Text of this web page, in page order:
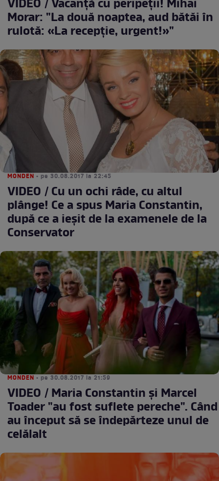
VIDEO / Vacanţă cu peripeţii! Mihai
Morar: "La două noaptea, aud bătăi în
rulotă: «La recepţie, urgent!»"
MONDEN • pe 30.08.2017 la 22:45
VIDEO / Cu un ochi râde, cu altul
plânge! Ce a spus Maria Constantin,
după ce a ieşit de la examenele de la
Conservator
MONDEN • pe 30.08.2017 la 21:59
VIDEO / Maria Constantin şi Marcel
Toader "au fost suflete pereche". Când
au început să se îndepărteze unul de
celălalt